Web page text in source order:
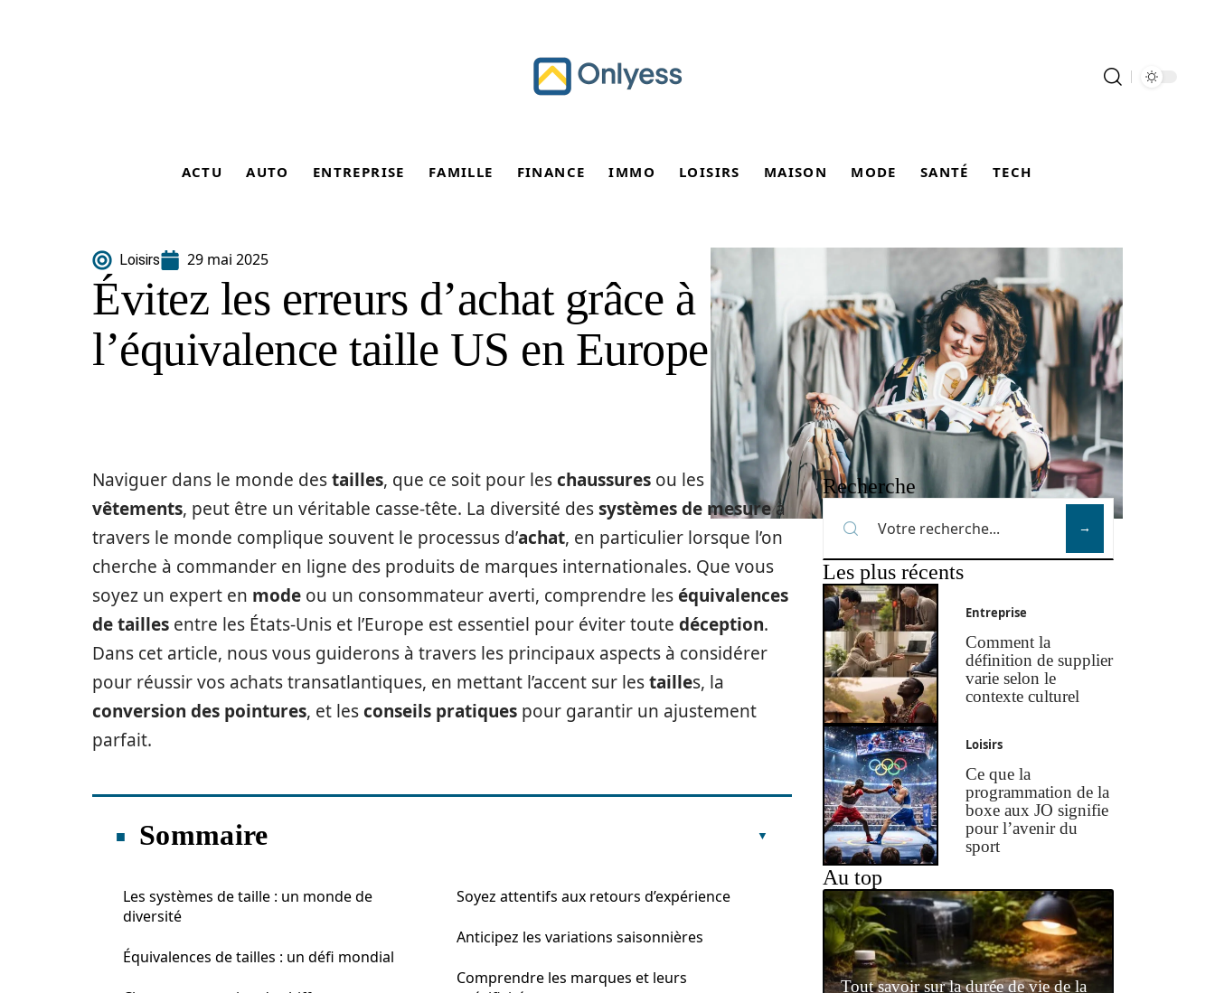
ACTU AUTO ENTREPRISE FAMILLE FINANCE IMMO LOISIRS MAISON MODE SANTÉ TECH
Loisirs 29 mai 2025
Évitez les erreurs d’achat grâce à
l’équivalence taille US en Europe
Naviguer dans le monde destailles, que ce soit pour leschaussures ou les
vêtements, peut être un véritable casse-tête. La diversité dessystèmes de mesureà
travers le monde complique souvent le processus d’achat, en particulier lorsque l’on
cherche à commander en ligne des produits de marques internationales. Que vous
soyez un expert en mode ou un consommateur averti, comprendre leséquivalences
de tailles entre les États-Unis et l’Europe est essentiel pour éviter toute déception.
Dans cet article, nous vous guiderons à travers les principaux aspects à considérer
pour réussir vos achats transatlantiques, en mettant l’accent sur lestailles, la
conversion des pointures, et lesconseils pratiques pour garantir un ajustement
parfait.
Sommaire
Les systèmes de taille : un monde de
diversité
Équivalences de tailles : un défi mondial
Soyez attentifs aux retours d’expérience
Anticipez les variations saisonnières
Comprendre les marques et leurs
Recherche
Les plus récents
Entreprise
Comment la
définition de supplier
varie selon le
contexte culturel
Loisirs
Ce que la
programmation de la
boxe aux JO signifie
pour l’avenir du
sport
Au top
Tout savoir sur la durée de vie de la